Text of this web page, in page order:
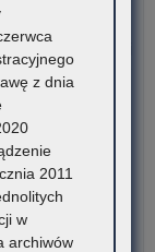
doradcy
znajdujących
kandydatów na
z dnia
2011
w
archiwów